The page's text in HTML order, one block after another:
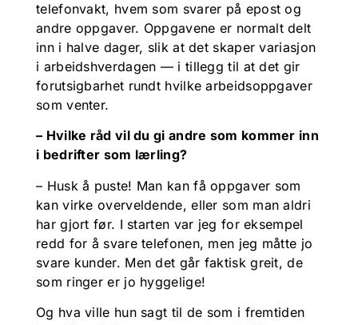
telefonvakt, hvem som svarer på epost og
andre oppgaver. Oppgavene er normalt delt
inn i halve dager, slik at det skaper variasjon
i arbeidshverdagen — i tillegg til at det gir
forutsigbarhet rundt hvilke arbeidsoppgaver
som venter.
– Hvilke råd vil du gi andre som kommer inn
i bedrifter som lærling?
– Husk å puste! Man kan få oppgaver som
kan virke overveldende, eller som man aldri
har gjort før. I starten var jeg for eksempel
redd for å svare telefonen, men jeg måtte jo
svare kunder. Men det går faktisk greit, de
som ringer er jo hyggelige!
Og hva ville hun sagt til de som i fremtiden